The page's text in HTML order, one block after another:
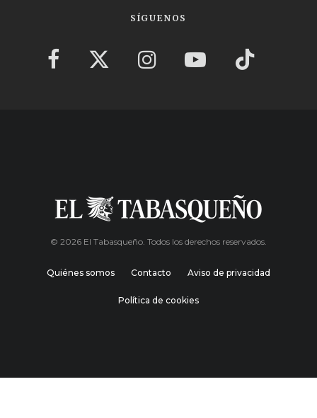
SÍGUENOS
© 2026 El Tabasqueño. Todos los derechos reservados.
Quiénes somos Contacto Aviso de privacidad
Política de cookies